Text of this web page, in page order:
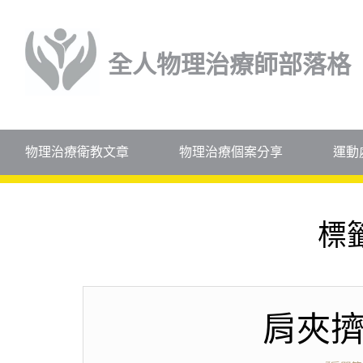
全人物理治療師部落格
物理治療衛教文章 物理治療個案分享 運動
標
肩夾